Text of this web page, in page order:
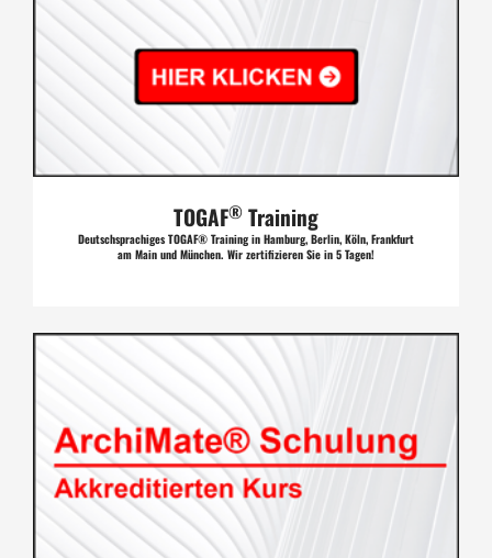
TOGAF® Training
Deutschsprachiges TOGAF® Training in Hamburg, Berlin, Köln, Frankfurt
am Main und München. Wir zertifizieren Sie in 5 Tagen!